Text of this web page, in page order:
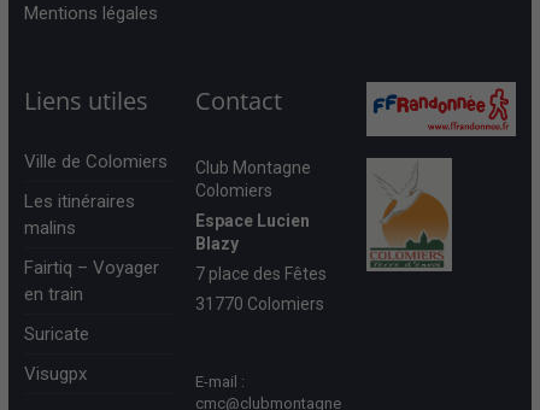
Mentions légales
Liens utiles
Ville de Colomiers
Les itinéraires
malins
Fairtiq – Voyager
en train
Suricate
Visugpx
Contact
Club Montagne
Colomiers
Espace Lucien
Blazy
7 place des Fêtes
31770 Colomiers
E-mail :
cmc@clubmontagne